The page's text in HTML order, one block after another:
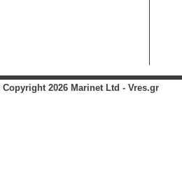
Copyright 2026 Marinet Ltd - Vres.gr